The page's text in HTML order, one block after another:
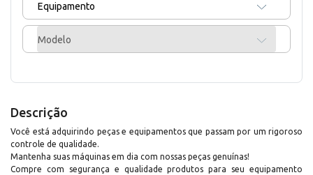
Equipamento
Modelo
Descrição
Você está adquirindo peças e equipamentos que passam por um rigoroso
controle de qualidade.
Mantenha suas máquinas em dia com nossas peças genuínas!
Compre com segurança e qualidade produtos para seu equipamento